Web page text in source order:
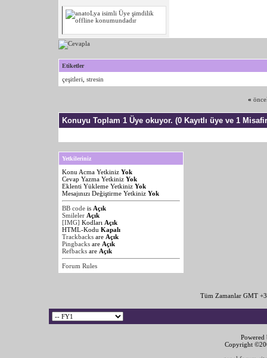
Etiketler
çeşitleri stresin
«
Konuyu Toplam 1 Üye okuyor. (0 Kayıtlı üye ve 1
Yetkileriniz
Konu Acma Yetkiniz Yok
Cevap Yazma Yetkiniz Yok
Eklenti Yükleme Yetkiniz Yok
Mesajınızı Değiştirme Yetkiniz Yok
BB code is Açık
Smileler Açık
[IMG] Kodları Açık
HTML-Kodu Kapalı
Trackbacks are Açık
Pingbacks are Açık
Refbacks are Açık
Forum Rules
Tüm Zamanlar GMT
Copyright